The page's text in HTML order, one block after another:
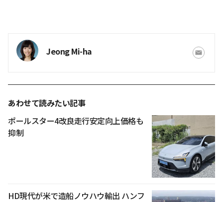
Jeong Mi-ha
あわせて読みたい記事
ポールスター4改良走行安定向上価格も
抑制
HD現代が米で造船ノウハウ輸出 ハンフ